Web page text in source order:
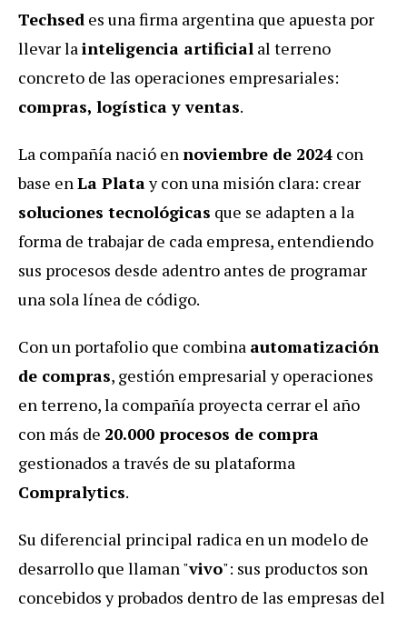
Techsed es una firma argentina que apuesta por
llevar lainteligencia artificial al terreno
concreto de las operaciones empresariales:
compras, logística y ventas.
La compañía nació ennoviembre de 2024 con
base enLa Platay con una misión clara: crear
soluciones tecnológicas que se adapten a la
forma de trabajar de cada empresa, entendiendo
sus procesos desde adentro antes de programar
una sola línea de código.
Con un portafolio que combina automatización
de compras, gestión empresarial y operaciones
en terreno, la compañía proyecta cerrar el año
con más de 20.000 procesos de compra
gestionados a través de su plataforma
Compralytics.
Su diferencial principal radica en un modelo de
desarrollo que llaman "vivo": sus productos son
concebidos y probados dentro de las empresas del